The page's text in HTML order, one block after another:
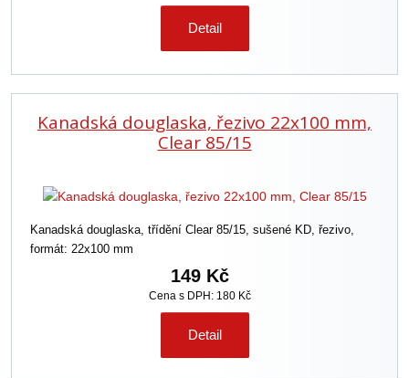
Detail
Kanadská douglaska, řezivo 22x100 mm,
Clear 85/15
Kanadská douglaska, třídění Clear 85/15, sušené KD, řezivo,
formát: 22x100 mm
149 Kč
Cena s DPH: 180 Kč
Detail